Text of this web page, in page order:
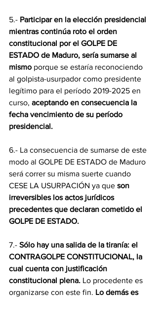
5.- Participar en la elección presidencial
mientras continúa roto el orden
constitucional por el GOLPE DE
ESTADO de Maduro, sería sumarse al
mismo porque se estaría reconociendo
al golpista-usurpador como presidente
legítimo para el período 2019-2025 en
curso, aceptando en consecuencia la
fecha vencimiento de su período
presidencial.
6.- La consecuencia de sumarse de este
modo al GOLPE DE ESTADO de Maduro
será correr su misma suerte cuando
CESE LA USURPACIÓN ya que son
irreversibles los actos jurídicos
precedentes que declaran cometido el
GOLPE DE ESTADO.
7.- Sólo hay una salida de la tiranía: el
CONTRAGOLPE CONSTITUCIONAL, la
cual cuenta con justificación
constitucional plena. Lo procedente es
organizarse con este fin. Lo demás es